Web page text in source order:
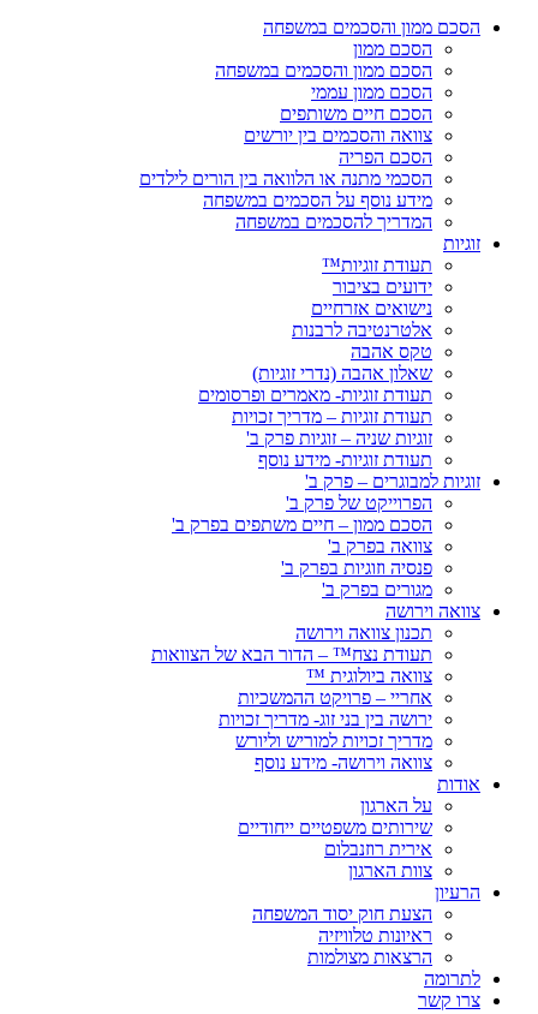
הסכם ממון והסכמים במשפחה
הסכם ממון
הסכם ממון והסכמים במשפחה
הסכם ממון עממי
הסכם חיים משותפים
צוואה והסכמים בין יורשים
הסכם הפריה
הסכמי מתנה או הלוואה בין הורים לילדים
מידע נוסף על הסכמים במשפחה
המדריך להסכמים במשפחה
זוגיות
תעודת זוגיות™
ידועים בציבור
נישואים אזרחיים
אלטרנטיבה לרבנות
טקס אהבה
שאלון אהבה (נדרי זוגיות)
תעודת זוגיות- מאמרים ופרסומים
תעודת זוגיות – מדריך זכויות
זוגיות שניה – זוגיות פרק ב'
תעודת זוגיות- מידע נוסף
זוגיות למבוגרים – פרק ב'
הפרוייקט של פרק ב'
הסכם ממון – חיים משתפים בפרק ב'
צוואה בפרק ב'
פנסיה וזוגיות בפרק ב'
מגורים בפרק ב'
צוואה וירושה
תכנון צוואה וירושה
תעודת נצח™ – הדור הבא של הצוואות
צוואה ביולוגית ™
אחריי – פרויקט ההמשכיות
ירושה בין בני זוג- מדריך זכויות
מדריך זכויות למוריש וליורש
צוואה וירושה- מידע נוסף
אודות
על הארגון
שירותים משפטיים ייחודיים
אירית רוזנבלום
צוות הארגון
הרעיון
הצעת חוק יסוד המשפחה
ראיונות טלוויזיה
הרצאות מצולמות
לתרומה
צרו קשר